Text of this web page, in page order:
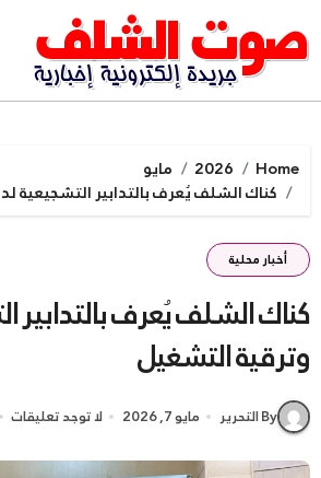
to
content
Home
2026
مايو
كناك الشلف يُعرف بالتدابير التشجيعية
أخبار محلية
كناك الشلف يُعرف بالتدابير
وترقية التشغيل
By التحرير مايو 7, 2026 لا توجد تعليقات